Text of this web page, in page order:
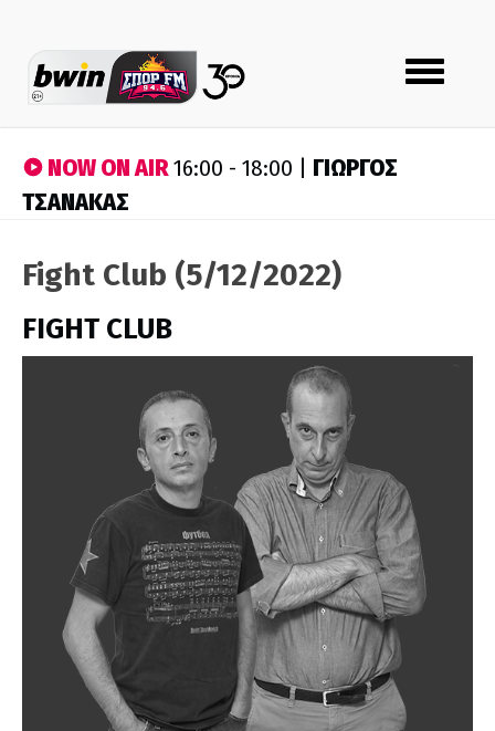
Toggle
navigation
NOW ON AIR16:00 - 18:00 | ΓΙΩΡΓΟΣ
ΤΣΑΝΑΚΑΣ
Fight Club (5/12/2022)
FIGHT CLUB